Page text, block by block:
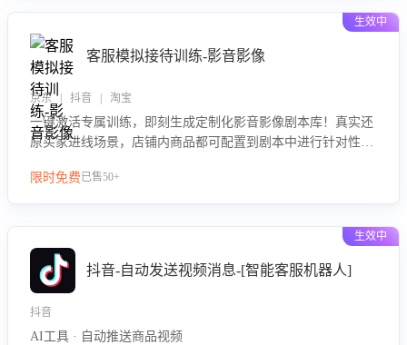
生效中
客服模拟接待训练-影音影像
京东 | 抖音 | 淘宝
一键激活专属训练，即刻生成定制化影音影像剧本库！真实还
原买家进线场景，店铺内商品都可配置到剧本中进行针对性训
即开通”，快速获取影音影像类目剧本，一键开启客服培训。
限时免费已售50+
生效中
抖音-自动发送视频消息-[智能客服机器人]
抖音
AI工具 · 自动推送商品视频